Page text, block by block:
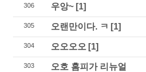
306 우앙~ [1]
305 오랜만이다. ㅋ [1]
304 오오오오 [1]
303
오호 홈피가 리뉴얼